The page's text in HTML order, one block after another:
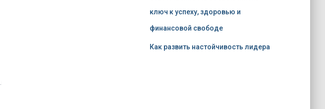
ключ к успеху, здоровью и
финансовой свободе
Как развить настойчивость лидера